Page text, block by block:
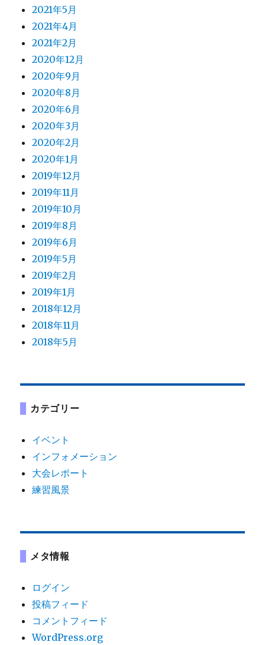
2021年5月
2021年4月
2021年2月
2020年12月
2020年9月
2020年8月
2020年6月
2020年3月
2020年2月
2020年1月
2019年12月
2019年11月
2019年10月
2019年8月
2019年6月
2019年5月
2019年2月
2019年1月
2018年12月
2018年11月
2018年5月
カテゴリー
イベント
インフォメーション
大会レポート
練習風景
メタ情報
ログイン
投稿フィード
コメントフィード
WordPress.org